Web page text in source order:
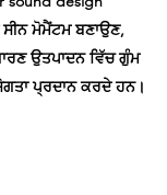
ਸੀਨ ਮੋਮੈਂਟਮ ਬਣਾਉਣ,
ਉਤਪਾਦਨ ਵਿੱਚ ਗੁੰਮ
ਪ੍ਰਦਾਨ ਕਰਦੇ ਹਨ।